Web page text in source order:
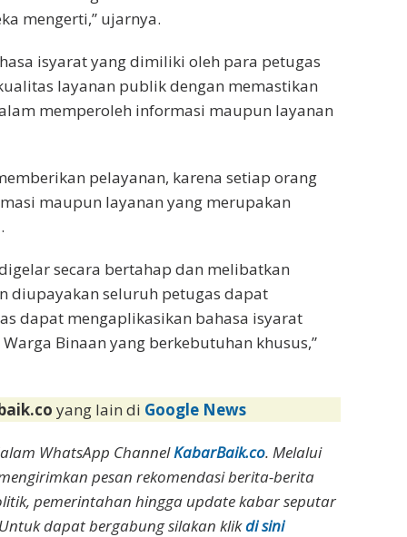
mengerti,” ujarnya.
isyarat yang dimiliki oleh para petugas
layanan publik dengan memastikan
memperoleh informasi maupun layanan
pelayanan, karena setiap orang
maupun layanan yang merupakan
secara bertahap dan melibatkan
diupayakan seluruh petugas dapat
dapat mengaplikasikan bahasa isyarat
Binaan yang berkebutuhan khusus,”
yang lain di Google News
WhatsApp ChannelKabarBaik.co. Melalui
pesan rekomendasi berita-berita
pemerintahan hingga update kabar seputar
dapat bergabung silakan klikdi sini